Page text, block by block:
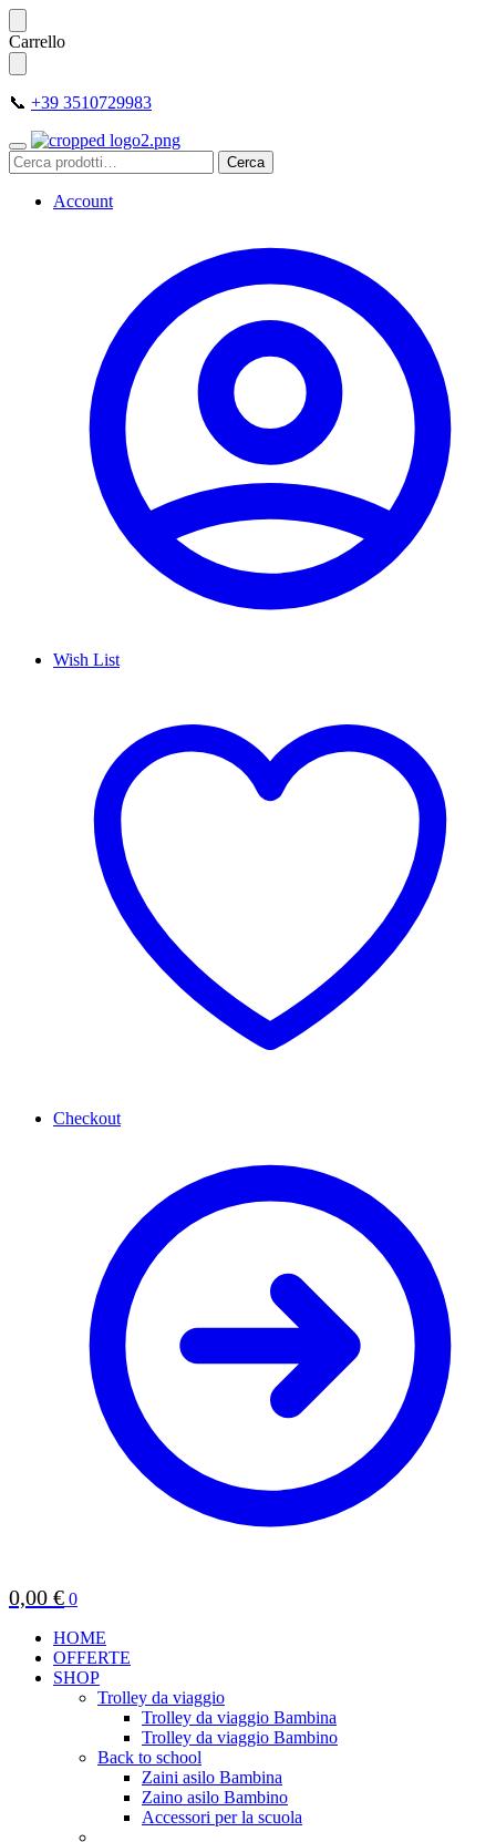
Skip
to
navigation
Skip
to
content
Carrello
📞 +39 3510729983
Cerca: Cerca
Account
Wish List
Checkout
0,00 € 0
HOME
OFFERTE
SHOP
Trolley da viaggio
Trolley da viaggio Bambina
Trolley da viaggio Bambino
Back to school
Zaini asilo Bambina
Zaino asilo Bambino
Accessori per la scuola